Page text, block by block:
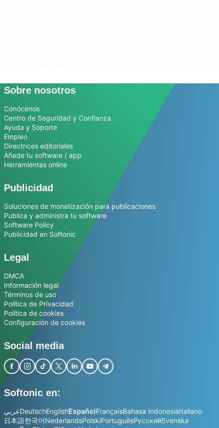
Sobre nosotros
Conócenos
Centro de Seguridad y Confianza
Ayuda y Soporte
Empleo
Directrices editoriales
Añade tu software / app
Herramientas online
Publicidad
Soluciones de monetización para publicaciones
Publica y administra tu software
Software Policy
Publicidad en Softonic
Legal
DMCA
Información legal
Términos de uso
Política de Privacidad
Política de cookies
Configuración de cookies
Social media
Softonic en:
عربيDeutschEnglishEspañolFrançaisBahasa IndonesiaItaliano
日本語한국어NederlandsPolskiPortuguêsРусскийSvenska